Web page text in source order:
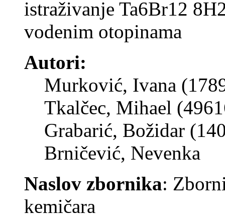
istraživanje Ta6Br12
vodenim otopinama
Autori:
Murković, Ivana
Tkalčec, Mihael
Grabarić, Božidar
Brničević, Nevenka
Naslov zbornika:
kemičara